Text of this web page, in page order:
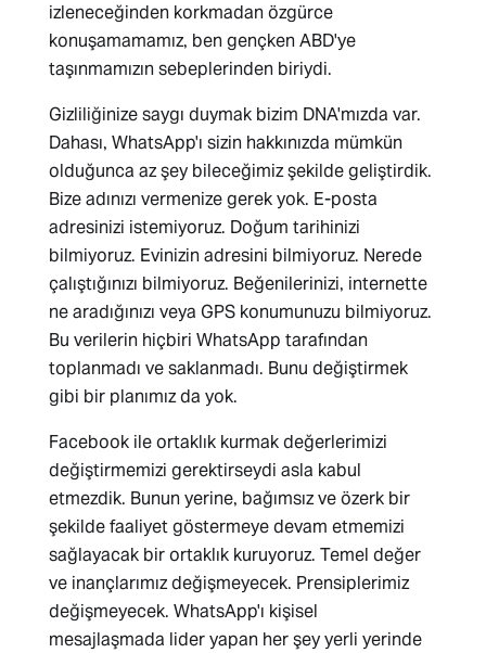
izleneceğinden korkmadan özgürce
konuşamamamız, ben gençken ABD'ye
taşınmamızın sebeplerinden biriydi.
Gizliliğinize saygı duymak bizim DNA'mızda var.
Dahası, WhatsApp'ı sizin hakkınızda mümkün
olduğunca az şey bileceğimiz şekilde geliştirdik.
Bize adınızı vermenize gerek yok. E-posta
adresinizi istemiyoruz. Doğum tarihinizi
bilmiyoruz. Evinizin adresini bilmiyoruz. Nerede
çalıştığınızı bilmiyoruz. Beğenilerinizi, internette
ne aradığınızı veya GPS konumunuzu bilmiyoruz.
Bu verilerin hiçbiri WhatsApp tarafından
toplanmadı ve saklanmadı. Bunu değiştirmek
gibi bir planımız da yok.
Facebook ile ortaklık kurmak değerlerimizi
değiştirmemizi gerektirseydi asla kabul
etmezdik. Bunun yerine, bağımsız ve özerk bir
şekilde faaliyet göstermeye devam etmemizi
sağlayacak bir ortaklık kuruyoruz. Temel değer
ve inançlarımız değişmeyecek. Prensiplerimiz
değişmeyecek. WhatsApp'ı kişisel
mesajlaşmada lider yapan her şey yerli yerinde